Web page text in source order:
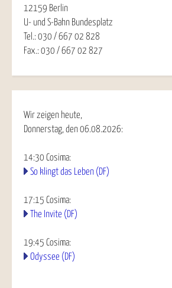
12159 Berlin
U- und S-Bahn Bundesplatz
Tel.: 030 / 667 02 828
Fax.: 030 / 667 02 827
Wir zeigen heute,
Donnerstag, den 06.08.2026:
14:30 Cosima:
So klingt das Leben (DF)
17:15 Cosima:
The Invite (DF)
19:45 Cosima:
Odyssee (DF)